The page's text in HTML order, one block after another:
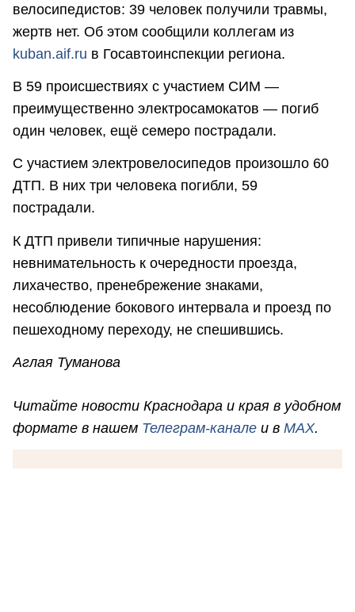
велосипедистов: 39 человек получили травмы,
жертв нет. Об этом сообщили коллегам из
kuban.aif.ru в Госавтоинспекции региона.
В 59 происшествиях с участием СИМ —
преимущественно электросамокатов — погиб
один человек, ещё семеро пострадали.
С участием электровелосипедов произошло 60
ДТП. В них три человека погибли, 59
пострадали.
К ДТП привели типичные нарушения:
невнимательность к очередности проезда,
лихачество, пренебрежение знаками,
несоблюдение бокового интервала и проезд по
пешеходному переходу, не спешившись.
Аглая Туманова
Читайте новости Краснодара и края в удобном
формате в нашем Телеграм-канале и в MAX.